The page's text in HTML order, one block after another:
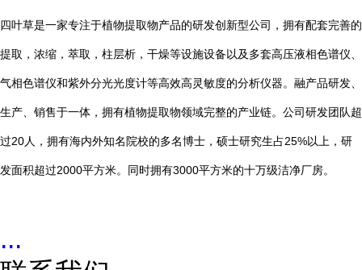
四叶草是一家专注于植物提取物产品的研发创新型公司，拥有配套完善的
提取，浓缩，萃取，柱层析，干燥等设施设备以及多套高压液相色谱仪、
气相色谱仪和紫外分光光度计等高效高灵敏度的分析仪器。融产品研发、
生产、销售于一体，拥有植物提取物领域完整的产业链。公司研发团队超
过20 人，拥有海内外知名院校的多名博士，硕士研究生占25%以上，研
发面积超过2000平方米。同时拥有3000平方米的十万级洁净厂房。
...